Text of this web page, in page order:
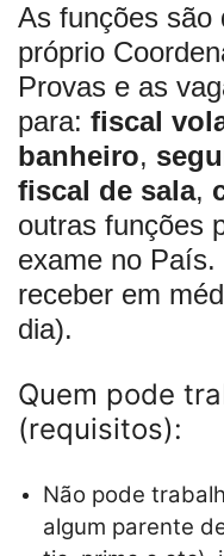
As funções são
próprio
Provas e as
para: fiscal
banheiro,
fiscal de sala,
outras funções
exame no
receber em
dia).
Quem pode
(requisitos):
Não pode
algum parente